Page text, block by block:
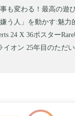
も変わる！最高の遊
う人」を動かす:魅力
24 X 36ポスター
イオン 25年目のただ